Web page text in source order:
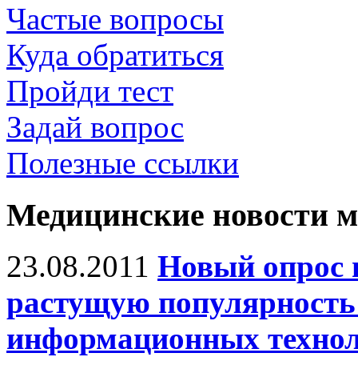
Частые вопросы
Куда обратиться
Пройди тест
Задай вопрос
Полезные ссылки
Медицинские новости
23.08.2011 Новый опрос
растущую
информационных